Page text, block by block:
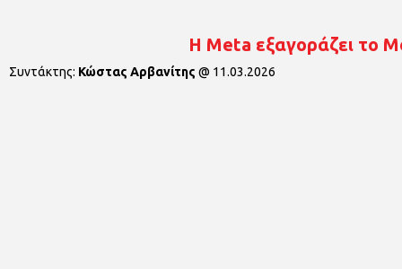
Η Meta εξαγοράζει το
Συντάκτης: Κώστας Αρβανίτης @ 11.03.2026